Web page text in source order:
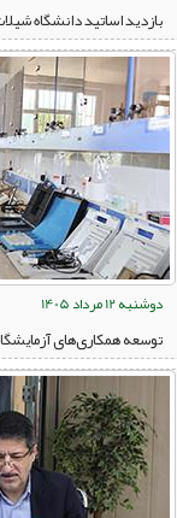
بازدید اساتید دانشگاه
دوشنبه 12 مرداد 1405
توسعه همکاری‌های